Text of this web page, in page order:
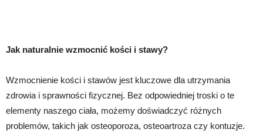
Jak naturalnie wzmocnić kości i stawy?
Wzmocnienie kości i stawów jest kluczowe dla utrzymania
zdrowia i sprawności fizycznej. Bez odpowiedniej troski o te
elementy naszego ciała, możemy doświadczyć różnych
problemów, takich jak osteoporoza, osteoartroza czy kontuzje.